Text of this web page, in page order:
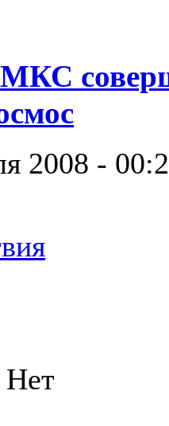
МКС
2008 -
Нет